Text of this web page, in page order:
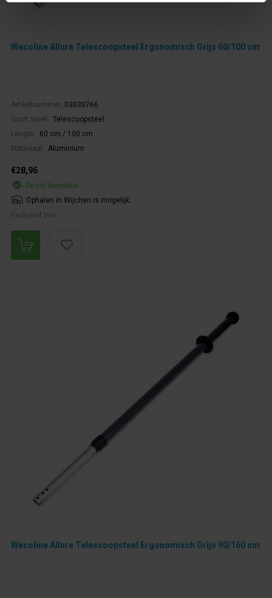
Wecoline Allure Telescoopsteel Ergonomisch Grijs 60/100 cm
Artikelnummer: 03030766
Soort steel:
Telescoopsteel
Lengte:
60 cm / 100 cm
Materiaal:
Aluminium
€28,96
Direct leverbaar
Ophalen in Wijchen is mogelijk.
Exclusief btw.
Wecoline Allure Telescoopsteel Ergonomisch Grijs 90/160 cm